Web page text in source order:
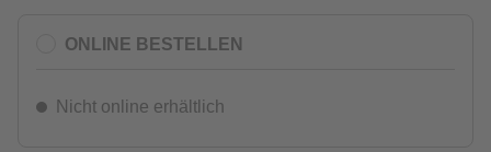
ONLINE BESTELLEN
Nicht online erhältlich